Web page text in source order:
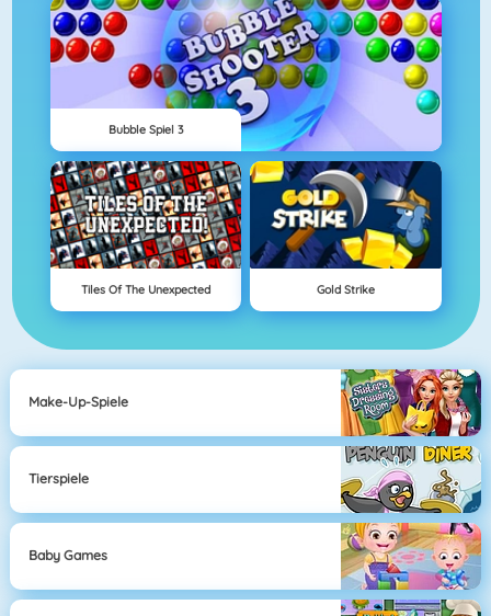
Bubble Spiel 3
Tiles Of The Unexpected Gold Strike
Make-Up-Spiele
Tierspiele
Baby Games